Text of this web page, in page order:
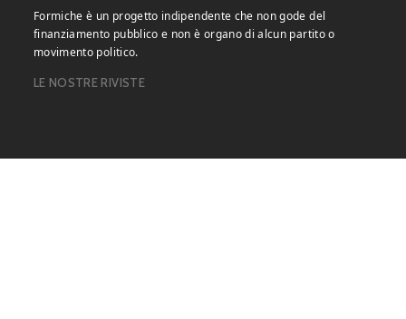
Formiche è un progetto indipendente che non gode del
finanziamento pubblico e non è organo di alcun partito o
movimento politico.
LE NOSTRE RIVISTE